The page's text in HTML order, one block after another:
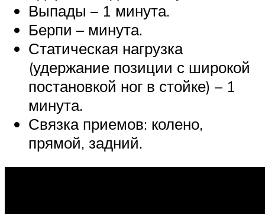
Выпады – 1 минута.
Берпи – минута.
Статическая нагрузка
(удержание позиции с широкой
постановкой ног в стойке) – 1
минута.
Связка приемов: колено,
прямой, задний.